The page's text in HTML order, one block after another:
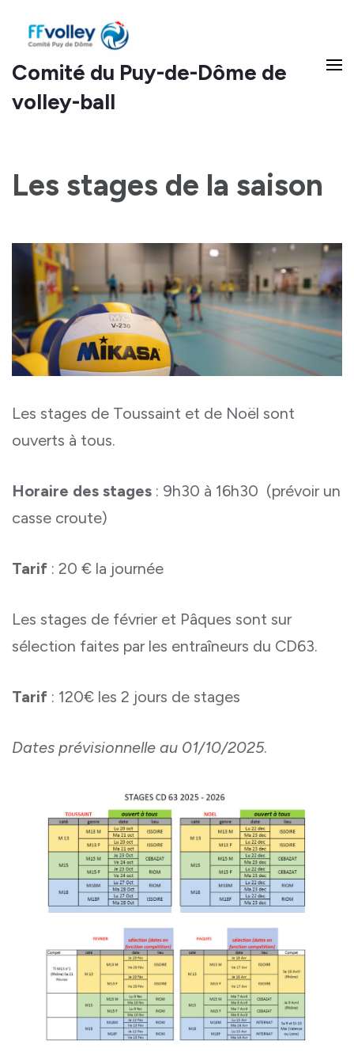
Comité du Puy-de-Dôme de
volley-ball
Les stages de la saison
Les stages de Toussaint et de Noël sont
ouverts à tous.
Horaire des stages : 9h30 à 16h30 (prévoir un
casse croute)
Tarif : 20 € la journée
Les stages de février et Pâques sont sur
sélection faites par les entraîneurs du CD63.
Tarif : 120€ les 2 jours de stages
Dates prévisionnelle au 01/10/2025.